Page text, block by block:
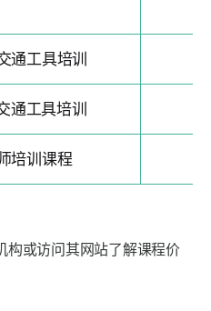
通工具培训
通工具培训
培训课程
构或访问其网站了解课程价